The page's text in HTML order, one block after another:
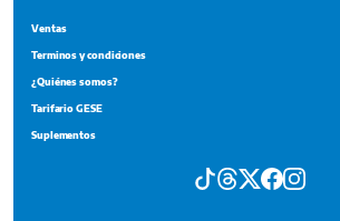
Portada del impreso del 4 de agosto